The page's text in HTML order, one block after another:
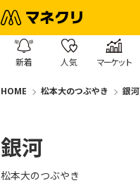
新着 人気 マーケット
HOME 松本大のつぶやき 銀河
銀河
松本大のつぶやき